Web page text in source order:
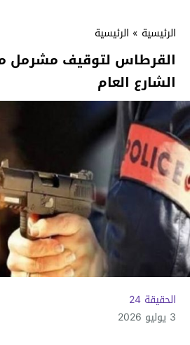
الرئيسية » الرئيسية
القرطاس لتوقيف مشرمل
الشارع العام
الحقيقة 24
3 يوليو 2026